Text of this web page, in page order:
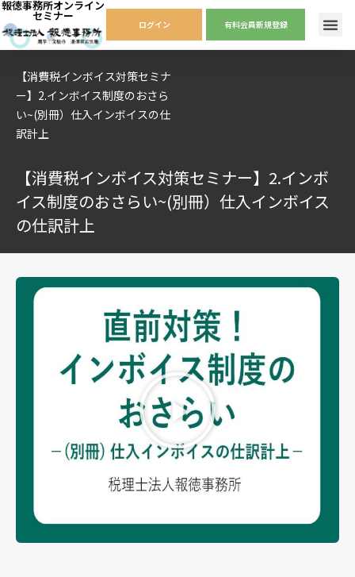
報徳事務所オンライン
セミナー
ログイン 有料会員新規登録
【消費税インボイス対策セミナ
ー】2.インボイス制度のおさら
い~(別冊）仕入インボイスの仕
訳計上
【消費税インボイス対策セミナー】2.インボ
イス制度のおさらい~(別冊）仕入インボイス
の仕訳計上